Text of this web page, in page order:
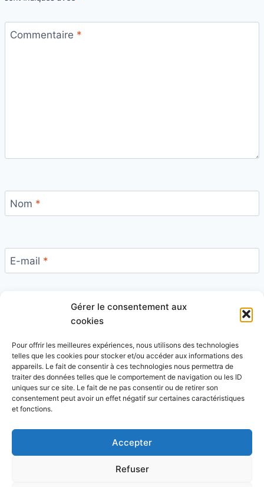
Gérer le consentement aux
cookies
Pour offrir les meilleures expériences, nous utilisons des technologies
telles que les cookies pour stocker et/ou accéder aux informations des
appareils. Le fait de consentir à ces technologies nous permettra de
traiter des données telles que le comportement de navigation ou les ID
uniques sur ce site. Le fait de ne pas consentir ou de retirer son
consentement peut avoir un effet négatif sur certaines caractéristiques
et fonctions.
Accepter
Refuser
Commentaire *
Nom *
E-mail *
Ce site utilise Akismet pour réduire les indésirables.
En savoir plus sur la façon dont les données de vos